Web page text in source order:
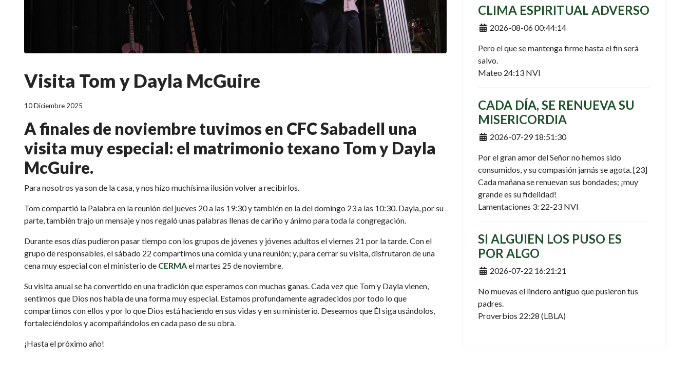
Visita Tom y Dayla McGuire
10 Diciembre 2025
A finales de noviembre tuvimos en CFC Sabadell una
visita muy especial: el matrimonio texano Tom y Dayla
McGuire.
Para nosotros ya son de la casa, y nos hizo muchísima ilusión volver a recibirlos.
Tom compartió la Palabra en la reunión del jueves 20 a las 19:30 y también en la del domingo 23 a las 10:30. Dayla, por su
parte, también trajo un mensaje y nos regaló unas palabras llenas de cariño y ánimo para toda la congregación.
Durante esos días pudieron pasar tiempo con los grupos de jóvenes y jóvenes adultos el viernes 21 por la tarde. Con el
grupo de responsables, el sábado 22 compartimos una comida y una reunión; y, para cerrar su visita, disfrutaron de una
cena muy especial con el ministerio de CERMAel martes 25 de noviembre.
Su visita anual se ha convertido en una tradición que esperamos con muchas ganas. Cada vez que Tom y Dayla vienen,
sentimos que Dios nos habla de una forma muy especial. Estamos profundamente agradecidos por todo lo que
compartimos con ellos y por lo que Dios está haciendo en sus vidas y en su ministerio. Deseamos que Él siga usándolos,
fortaleciéndolos y acompañándolos en cada paso de su obra.
¡Hasta el próximo año!
CLIMA ESPIRITUAL ADVERSO
Detalles
2026-08-06 00:44:14
Pero el que se mantenga firme hasta el fin será
salvo.
Mateo 24:13 NVI
CADA DÍA, SE RENUEVA SU
MISERICORDIA
Detalles
2026-07-29 18:51:30
Por el gran amor del Señor no hemos sido
consumidos, y su compasión jamás se agota. [23]
Cada mañana se renuevan sus bondades; ¡muy
grande es su fidelidad!
Lamentaciones 3: 22-23 NVI
SI ALGUIEN LOS PUSO ES
POR ALGO
Detalles
2026-07-22 16:21:21
No muevas el lindero antiguo que pusieron tus
padres.
Proverbios 22:28 (LBLA)